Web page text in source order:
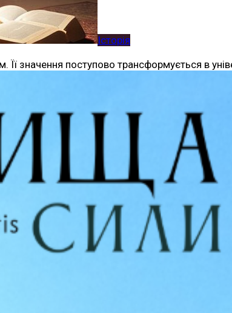
Історія
значення поступово трансформується в